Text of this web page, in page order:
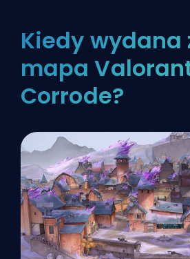
Kiedy wydana
mapa
Corrode?